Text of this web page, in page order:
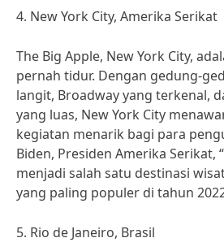
4. New York City, Amerika Serikat
The Big Apple, New York City,
pernah tidur. Dengan gedung-
langit, Broadway yang terkenal,
yang luas, New York City
kegiatan menarik bagi para
Biden, Presiden Amerika Serikat,
menjadi salah satu destinasi
yang paling populer di tahun
5. Rio de Janeiro, Brasil